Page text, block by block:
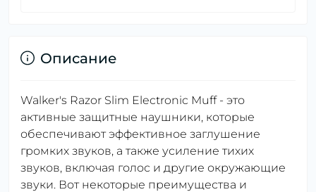
Описание
Walker's Razor Slim Electronic Muff - это
активные защитные наушники, которые
обеспечивают эффективное заглушение
громких звуков, а также усиление тихих
звуков, включая голос и другие окружающие
звуки. Вот некоторые преимущества и